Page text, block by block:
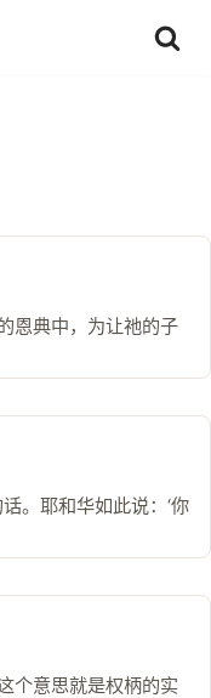
恩典中，为让祂的子
。耶和华如此说：‘你
个意思就是权柄的实